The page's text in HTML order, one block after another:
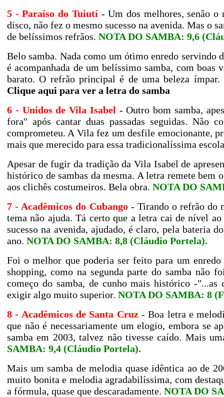
5 - Paraíso do Tuiutí- Um dos melhores, senão o
disco, não fez o mesmo sucesso na avenida.Mas o
de belíssimos refrãos. NOTA DO SAMBA: 9,6
Belo samba. Nada como um ótimo enredo servindo
é acompanhada de um belíssimo samba, com
barato. O refrão principal é de uma beleza
Clique aqui para ver a letra do samba
6 - Unidos de Vila Isabel - Outro bom samba,
fora'' após cantar duas passadas seguidas. Não
comprometeu. A Vila fez um desfile emocionante,
mais que merecido para essa tradicionalíssima
Apesar de fugir da tradição da Vila Isabel de
histórico de sambas da mesma. A letra remete bem
aos clichês costumeiros. Bela obra. NOTA DO
7 - Acadêmicos do Cubango- Tirando o refrão do
tema não ajuda. Tá certo que a letra cai de nível
sucesso na avenida, ajudado, é claro, pela bateria
ano. NOTA DO SAMBA: 8,8 (Cláudio Portela).
Foi o melhor que poderia ser feito para um
shopping, como na segunda parte do samba não
começo do samba, de cunho mais histórico -
exigir algo muito superior. NOTA DO SAMBA: 8
8 - Acadêmicos de Santa Cruz- Boa letra e
que não é necessariamente um elogio, embora se
samba em 2003, talvez não tivesse caído. Mais
SAMBA: 9,4 (Cláudio Portela).
Mais um samba de melodia quase idêntica ao de
muito bonita e melodia agradabilíssima, com
a fórmula, quase que descaradamente. NOTA DO